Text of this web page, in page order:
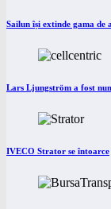
Sailun își extinde gama de
Lars Ljungström a fost
IVECO Strator se întoarce